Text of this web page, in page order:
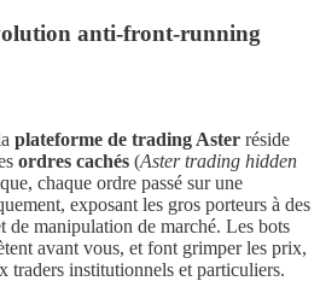
anti-front-running
plateforme de trading Aster réside
ordres cachés (Aster trading hidden
chaque ordre passé sur une
exposant les gros porteurs à des
de manipulation de marché. Les bots
avant vous, et font grimper les prix,
traders institutionnels et particuliers.